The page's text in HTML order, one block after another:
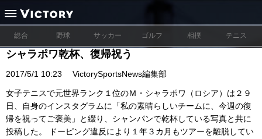
総合 野球 サッカー ゴルフ 相撲 テニス
シャラポワ乾杯、復帰祝う
2017/5/1 10:23 VictorySportsNews編集部
女子テニスで元世界ランク１位のＭ・シャラポワ（ロシア）は２９
日、自身のインスタグラムに「私の素晴らしいチームに、今週の復
帰を祝ってご褒美」と綴り、シャンパンで乾杯している写真と共に
投稿した。 ドーピング違反により１年３カ月もツアーを離脱してい